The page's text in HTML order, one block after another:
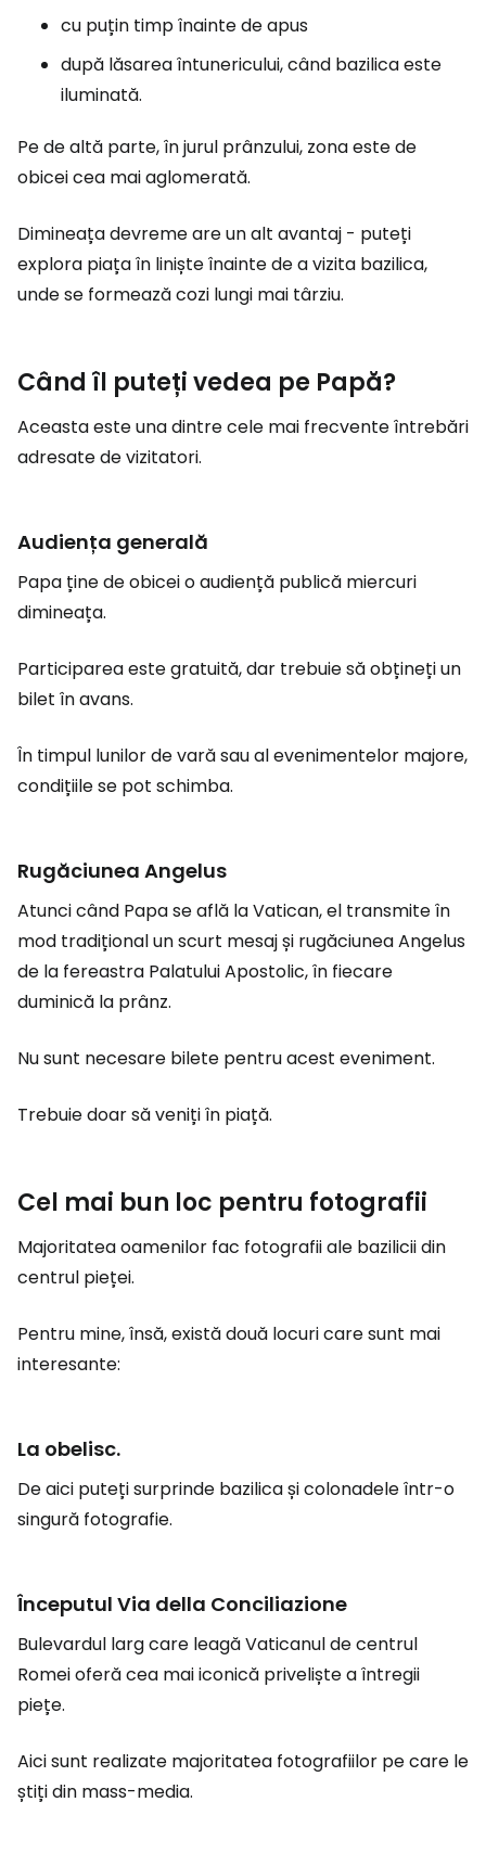
cu puțin timp înainte de apus
după lăsarea întunericului, când bazilica este
iluminată.
Pe de altă parte, în jurul prânzului, zona este de
obicei cea mai aglomerată.
Dimineața devreme are un alt avantaj - puteți
explora piața în liniște înainte de a vizita bazilica,
unde se formează cozi lungi mai târziu.
Când îl puteți vedea pe Papă?
Aceasta este una dintre cele mai frecvente întrebări
adresate de vizitatori.
Audiența generală
Papa ține de obicei o audiență publică miercuri
dimineața.
Participarea este gratuită, dar trebuie să obțineți un
bilet în avans.
În timpul lunilor de vară sau al evenimentelor majore,
condițiile se pot schimba.
Rugăciunea Angelus
Atunci când Papa se află la Vatican, el transmite în
mod tradițional un scurt mesaj și rugăciunea Angelus
de la fereastra Palatului Apostolic, în fiecare
duminică la prânz.
Nu sunt necesare bilete pentru acest eveniment.
Trebuie doar să veniți în piață.
Cel mai bun loc pentru fotografii
Majoritatea oamenilor fac fotografii ale bazilicii din
centrul pieței.
Pentru mine, însă, există două locuri care sunt mai
interesante:
La obelisc.
De aici puteți surprinde bazilica și colonadele într-o
singură fotografie.
Începutul Via della Conciliazione
Bulevardul larg care leagă Vaticanul de centrul
Romei oferă cea mai iconică priveliște a întregii
piețe.
Aici sunt realizate majoritatea fotografiilor pe care le
știți din mass-media.